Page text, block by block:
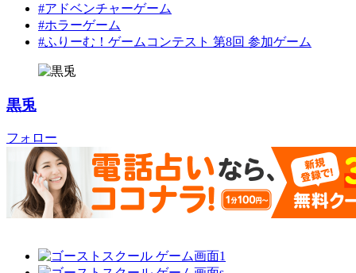
#アドベンチャーゲーム
#ホラーゲーム
#ふりーむ！ゲームコンテスト 第8回 参加ゲーム
黒兎
フォロー